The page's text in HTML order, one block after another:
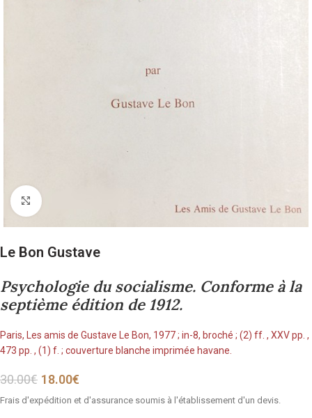
Cliquez pour agrandir
Le Bon Gustave
Psychologie du socialisme. Conforme à la
septième édition de 1912.
Paris, Les amis de Gustave Le Bon, 1977 ; in-8, broché ; (2) ff. , XXV pp. ,
473 pp. , (1) f. ; couverture blanche imprimée havane.
30.00€ 18.00€
Frais d'expédition et d'assurance soumis à l'établissement d'un devis.